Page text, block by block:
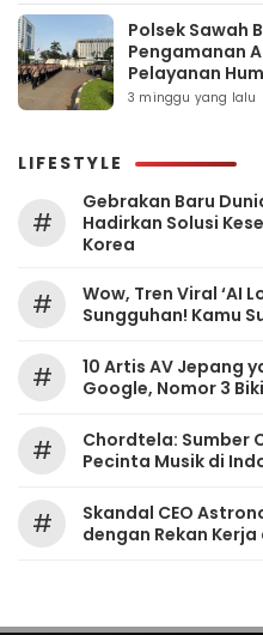
Polsek Sawah
Pengamanan
Pelayanan
3 minggu yang lalu
LIFESTYLE
#
Gebrakan Baru
Hadirkan Solusi
Korea
#
Wow, Tren Viral ‘AI
Sungguhan! Kamu
#
10 Artis AV Jepang
Google, Nomor 3
#
Chordtela: Sumber
Pecinta Musik di
#
Skandal CEO
dengan Rekan